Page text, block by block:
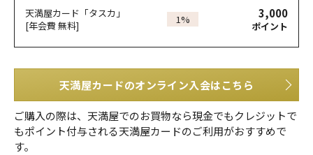
天満屋カード「タスカ」
[年会費 無料]
1% 3,000
ポイント
天満屋カードのオンライン入会はこちら
ご購入の際は、天満屋でのお買物なら現金でもクレジットで
もポイント付与される天満屋カードのご利用がおすすめで
す。